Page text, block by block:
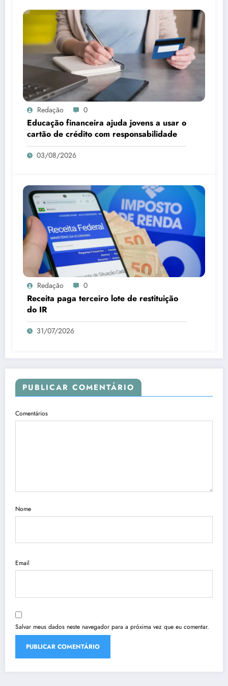
Redação 0
Educação financeira ajuda jovens a usar o
cartão de crédito com responsabilidade
03/08/2026
Redação 0
Receita paga terceiro lote de restituição
do IR
31/07/2026
PUBLICAR COMENTÁRIO
Comentários
Nome
Email
Salvar meus dados neste navegador para a próxima vez que eu comentar.